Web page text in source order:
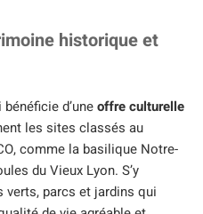
historique et
d’uneoffre culturelle
les sites classés au
comme la basilique Notre-
du Vieux Lyon. S’y
verts, parcs et jardins qui